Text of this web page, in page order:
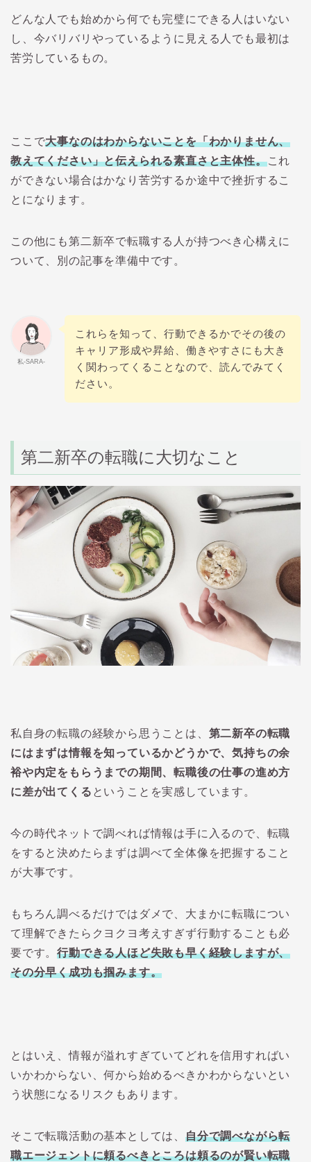
どんな人でも始めから何でも完璧にできる人はいない
し、今バリバリやっているように見える人でも最初は
苦労しているもの。
ここで大事なのはわからないことを「わかりません、
教えてください」と伝えられる素直さと主体性。これ
ができない場合はかなり苦労するか途中で挫折するこ
とになります。
この他にも第二新卒で転職する人が持つべき心構えに
ついて、別の記事を準備中です。
私-SARA-
これらを知って、行動できるかでその後の
キャリア形成や昇給、働きやすさにも大き
く関わってくることなので、読んでみてく
ださい。
第二新卒の転職に大切なこと
私自身の転職の経験から思うことは、 第二新卒の転職
にはまずは情報を知っているかどうかで、気持ちの余
裕や内定をもらうまでの期間、転職後の仕事の進め方
に差が出てくる ということを実感しています。
今の時代ネットで調べれば情報は手に入るので、転職
をすると決めたらまずは調べて全体像を把握すること
が大事です。
もちろん調べるだけではダメで、大まかに転職につい
て理解できたらクヨクヨ考えすぎず行動することも必
要です。行動できる人ほど失敗も早く経験しますが、
その分早く成功も掴みます。
とはいえ、情報が溢れすぎていてどれを信用すればい
いかわからない、何から始めるべきかわからないとい
う状態になるリスクもあります。
そこで転職活動の基本としては、 自分で調べながら転
職エージェントに頼るべきところは頼るのが賢い転職